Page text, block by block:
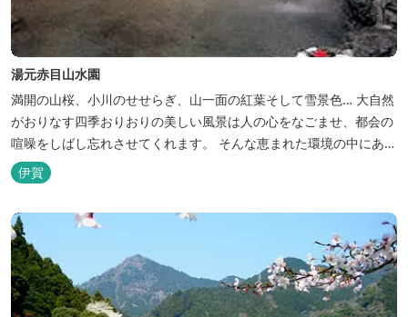
湯元赤目山水園
満開の山桜、小川のせせらぎ、山一面の紅葉そして雪景色… 大自然
がおりなす四季おりおりの美しい風景は人の心をなごませ、都会の
喧噪をしばし忘れさせてくれます。 そんな恵まれた環境の中にあ
る、純和風造りの閑静なたたずまい …それが赤目山水園です。 ま
た、赤目山水園の園内からこんこんと湧き出る天然温泉「赤目温泉
山の湯」は、肌にやさしい美人と健康の湯として大勢のお客様に喜
んでいただいておりま...
伊賀